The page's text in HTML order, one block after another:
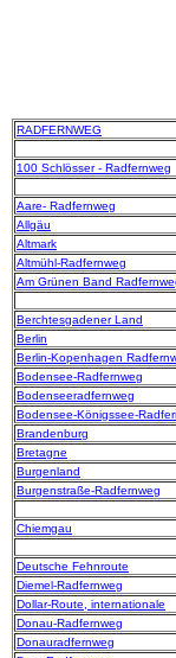
RADFERNWEG
100 Schlösser - Radfernweg
Aare- Radfernweg
Allgäu
Altmark
Altmühl-Radfernweg
Am Grünen Band
Berchtesgadener Land
Berlin
Berlin-Kopenhagen
Bodensee-Radfernweg
Bodenseeradfernweg
Bodensee-Königssee-
Brandenburg
Bretagne
Burgenland
Burgenstraße-Radfernweg
Chiemgau
Deutsche Fehnroute
Diemel-Radfernweg
Dollar-Route, internationale
Donau-Radfernweg
Donauradfernweg